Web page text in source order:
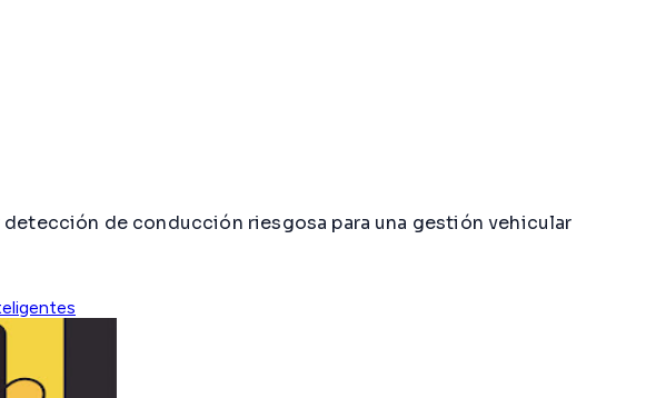
de conducción riesgosa para una gestión vehicular